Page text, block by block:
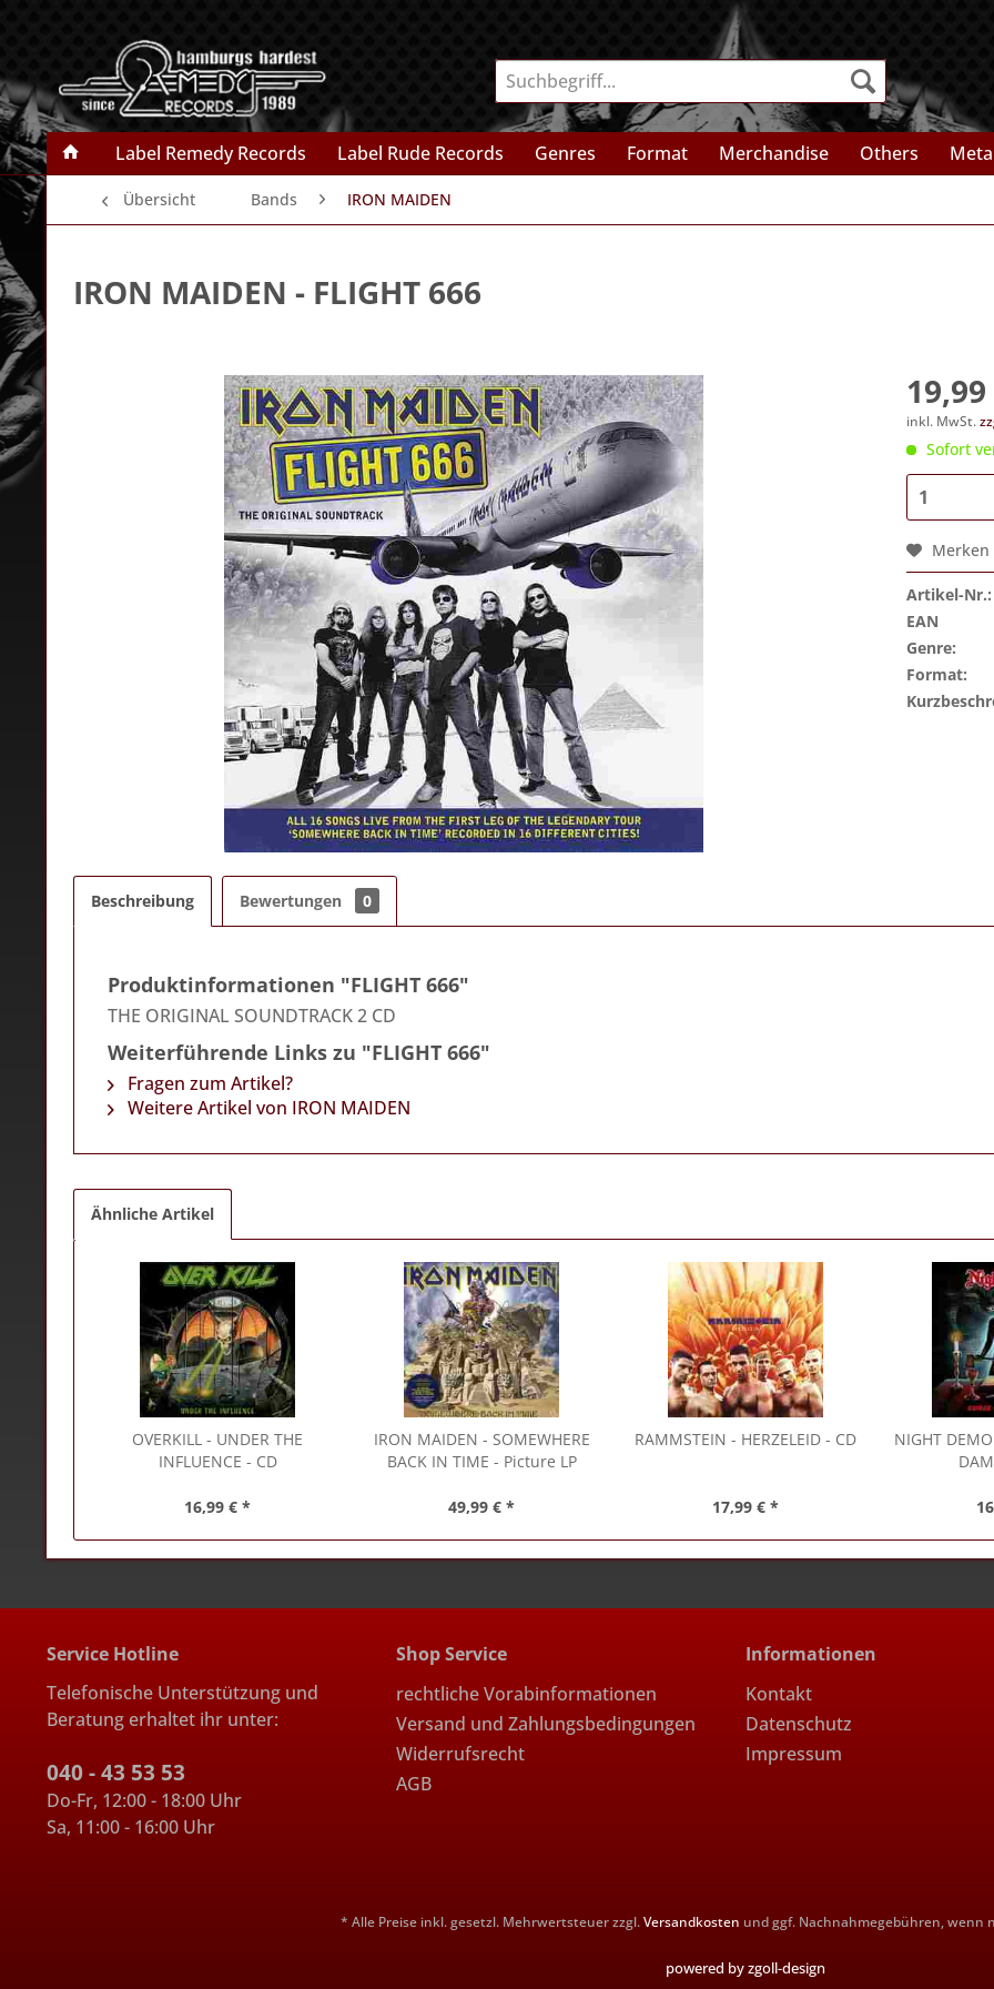
Label Remedy Records Label Rude Records Genres Format Merchandise Others
Übersicht Bands IRON MAIDEN
IRON MAIDEN - FLIGHT 666
inkl. MwSt.
Sofort
Merken
Artikel-Nr.:
EAN
Genre:
Format:
Beschreibung Bewertungen 0
Produktinformationen "FLIGHT 666"
THE ORIGINAL SOUNDTRACK 2 CD
Weiterführende Links zu "FLIGHT 666"
Fragen zum Artikel?
Weitere Artikel von IRON MAIDEN
Ähnliche Artikel
OVERKILL - UNDER THE
INFLUENCE - CD
16,99 € *
IRON MAIDEN - SOMEWHERE
BACK IN TIME - Picture LP
49,99 € *
RAMMSTEIN - HERZELEID - CD
17,99 € *
NIGHT
Service Hotline
Telefonische Unterstützung und
Beratung erhaltet ihr unter:
040 - 43 53 53
Do-Fr, 12:00 - 18:00 Uhr
Sa, 11:00 - 16:00 Uhr
Shop Service
rechtliche Vorabinformationen
Versand und Zahlungsbedingungen
Widerrufsrecht
AGB
Informationen
Kontakt
Datenschutz
Impressum
* Alle Preise inkl. gesetzl. Mehrwertsteuer zzgl.Versandkosten und ggf. Nachnahmegebühren, wenn
powered by zgoll-design